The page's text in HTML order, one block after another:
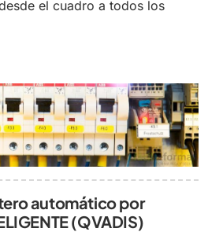
el cuadro a todos los
automático por
(QVADIS)